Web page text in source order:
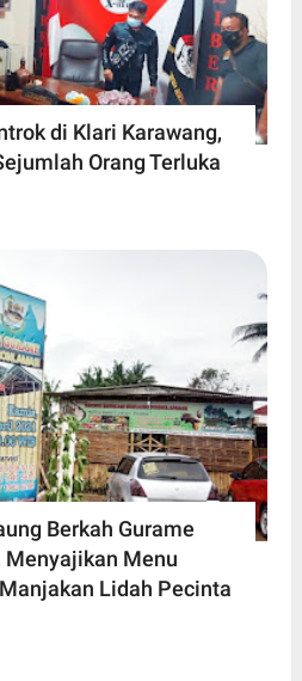
di Klari Karawang,
Orang Terluka
Berkah Gurame
Menyajikan Menu
Lidah Pecinta